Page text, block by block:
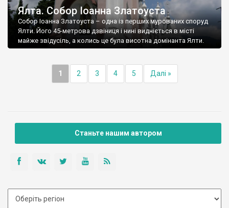
Ялта. Собор Іоанна Златоуста
Собор Іоанна Златоуста – одна із перших мурованих споруд
Ялти. Його 45-метрова дзвіниця і нині видніється в місті
майже звідусіль, а колись це була висотна домінанта Ялти.
1 2 3 4 5 Далі »
Станьте нашим автором